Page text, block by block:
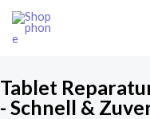
Zum
Inhalt
Tablet
- Schnell &